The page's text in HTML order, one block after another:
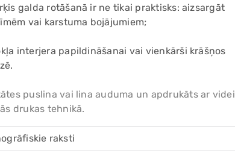
galda rotāšanā ir ne tikai praktisks: aizsargāt
vai karstuma bojājumiem;
interjera papildināšanai vai vienkārši krāšņos
puslina vai lina auduma un apdrukāts ar videi
drukas tehnikā.
raksti